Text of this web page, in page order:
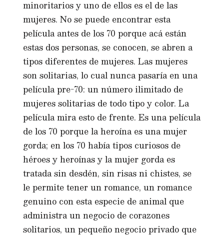
minoritarios y uno de ellos es el de las
mujeres. No se puede encontrar esta
película antes de los 70 porque acá están
estas dos personas, se conocen, se abren a
tipos diferentes de mujeres. Las mujeres
son solitarias, lo cual nunca pasaría en una
película pre-70: un número ilimitado de
mujeres solitarias de todo tipo y color. La
película mira esto de frente. Es una película
de los 70 porque la heroína es una mujer
gorda; en los 70 había tipos curiosos de
héroes y heroínas y la mujer gorda es
tratada sin desdén, sin risas ni chistes, se
le permite tener un romance, un romance
genuino con esta especie de animal que
administra un negocio de corazones
solitarios, un pequeño negocio privado que